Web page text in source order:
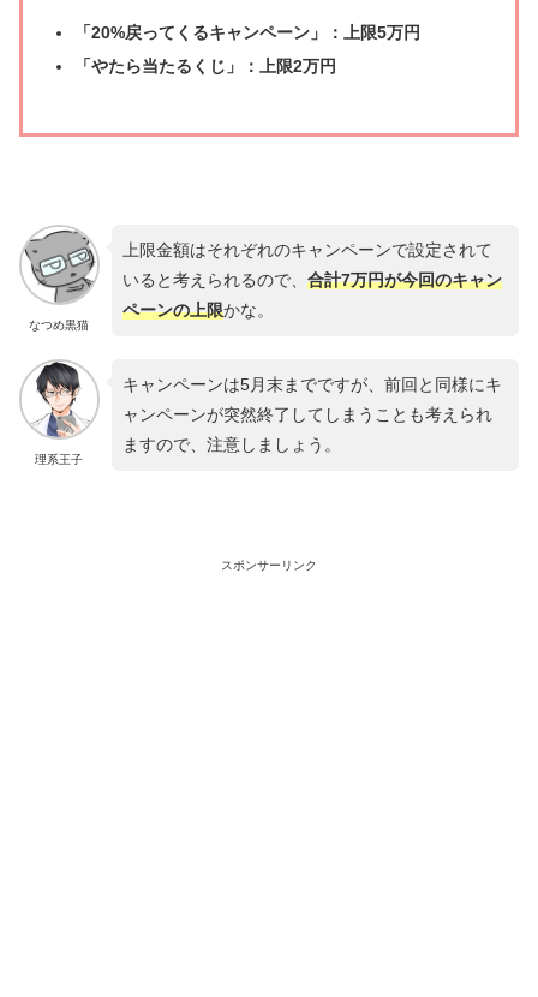
「20%戻ってくるキャンペーン」：上限5万円
「やたら当たるくじ」：上限2万円
なつめ黒猫
上限金額はそれぞれのキャンペーンで設定されて
いると考えられるので、 合計7万円が今回のキャン
ペーンの上限かな。
理系王子
キャンペーンは5月末までですが、前回と同様にキ
ャンペーンが突然終了してしまうことも考えられ
ますので、注意しましょう。
スポンサーリンク